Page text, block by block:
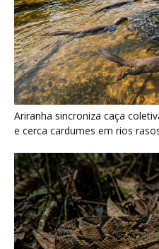
Surucucu detecta calor pela
emboscada no escuro da
Últimas noticias
Cândido